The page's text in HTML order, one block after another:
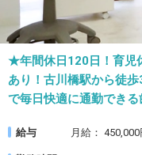
★年間休日120日！育児
あり！古川橋駅から徒
で毎日快適に通勤でき
給与 月給：